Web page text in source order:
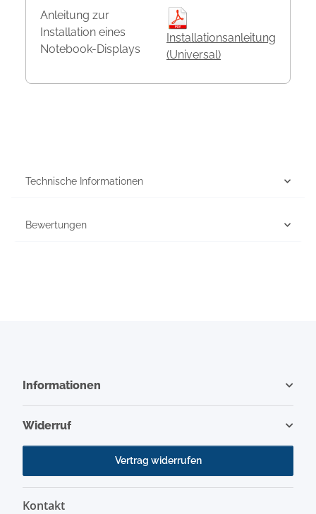
Anleitung zur
Installation eines
Notebook-Displays
Installationsanleitung
(Universal)
Technische Informationen
Bewertungen
Informationen
Widerruf
Vertrag widerrufen
Kontakt